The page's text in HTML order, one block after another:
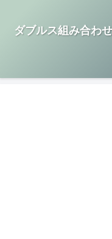
ダブルス組み合わ